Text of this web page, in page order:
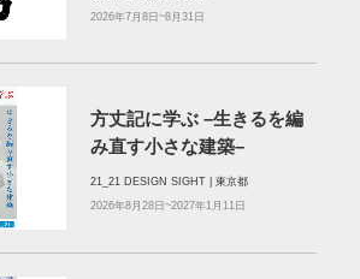
2026年7月8日~8月31日
方丈記に学ぶ –生きるを編
み直す小さな建築–
21_21 DESIGN SIGHT | 東京都
2026年8月28日~2027年1月11日